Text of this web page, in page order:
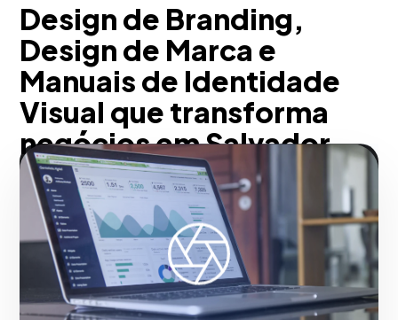
Design de Branding,
Design de Marca e
Manuais de Identidade
Visual que transforma
negócios em Salvador
Em nossa agência, estruturamos o DNA
corporativo através de uma metodologia
profunda de arquétipos, nomenclatura
estratégica e psicologia das cores.
Desenvolvemos logotipos vetoriais e